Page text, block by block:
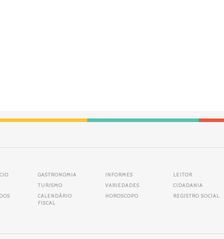
GASTRONOMIA INFORMES
LEITOR
TURISMO VARIEDADES
CIDADANIA
CALENDÁRIO
FISCAL
HOROSCOPO REGISTRO SOCIAL